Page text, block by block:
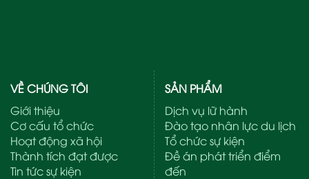
VỀ CHÚNG TÔI
Giới thiệu
Cơ cấu tổ chức
Hoạt động xã hội
Thành tích đạt được
Tin tức sự kiện
SẢN PHẨM
Dịch vụ lữ hành
Đào tạo nhân lực du lịch
Tổ chức sự kiện
Đề án phát triển điểm
đến